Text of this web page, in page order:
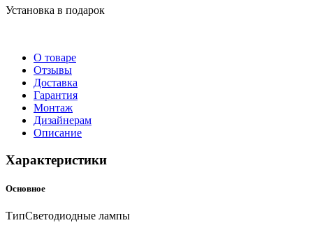
Установка в подарок
О товаре
Отзывы
Доставка
Гарантия
Монтаж
Дизайнерам
Описание
Характеристики
Основное
ТипСветодиодные лампы